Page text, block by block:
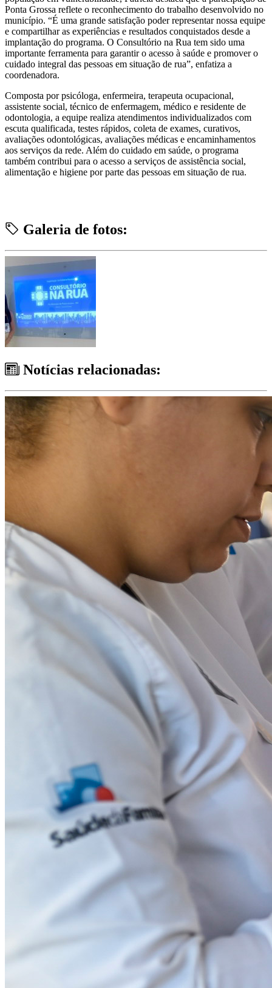
Ponta Grossa reflete o reconhecimento do trabalho desenvolvido no
município. “É uma grande satisfação poder representar nossa equipe
e compartilhar as experiências e resultados conquistados desde a
implantação do programa. O Consultório na Rua tem sido uma
importante ferramenta para garantir o acesso à saúde e promover o
cuidado integral das pessoas em situação de rua”, enfatiza a
coordenadora.
Composta por psicóloga, enfermeira, terapeuta ocupacional,
assistente social, técnico de enfermagem, médico e residente de
odontologia, a equipe realiza atendimentos individualizados com
escuta qualificada, testes rápidos, coleta de exames, curativos,
avaliações odontológicas, avaliações médicas e encaminhamentos
aos serviços da rede. Além do cuidado em saúde, o programa
também contribui para o acesso a serviços de assistência social,
alimentação e higiene por parte das pessoas em situação de rua.
Galeria de fotos:
Notícias relacionadas: